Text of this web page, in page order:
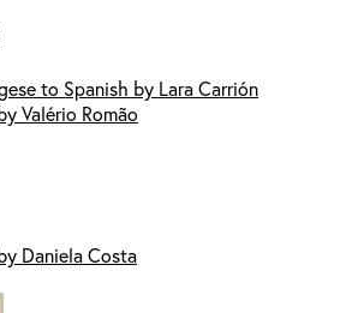
to Spanish by Lara Carrión
Valério Romão
Daniela Costa